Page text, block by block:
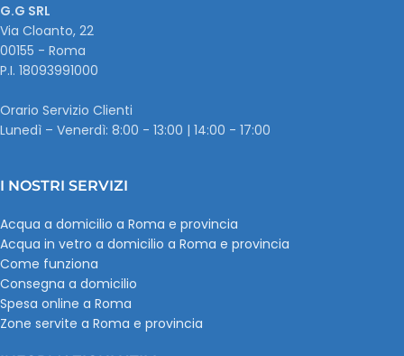
G.G SRL
Via Cloanto, 22
00155 - Roma
P.I. ‭18093991000
Orario Servizio Clienti
Lunedì – Venerdì: 8:00 - 13:00 | 14:00 - 17:00
I NOSTRI SERVIZI
Acqua a domicilio a Roma e provincia
Acqua in vetro a domicilio a Roma e provincia
Come funziona
Consegna a domicilio
Spesa online a Roma
Zone servite a Roma e provincia